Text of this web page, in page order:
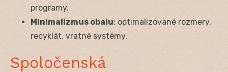
programy.
Minimalizmus obalu: optimalizované rozmery,
recyklát, vratné systémy.
Spoločenská